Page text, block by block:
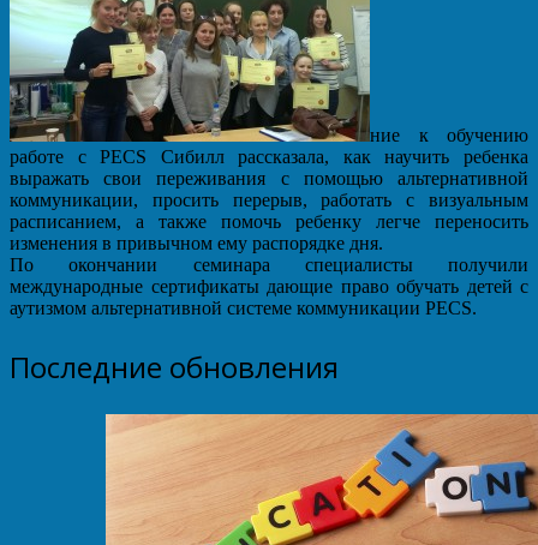
ние к обучению
работе с PECS Сибилл рассказала, как научить ребенка
выражать свои переживания с помощью альтернативной
коммуникации, просить перерыв, работать с визуальным
расписанием, а также помочь ребенку легче переносить
изменения в привычном ему распорядке дня.
По окончании семинара специалисты получили
международные сертификаты дающие право обучать детей с
аутизмом альтернативной системе коммуникации PECS.
Последние обновления